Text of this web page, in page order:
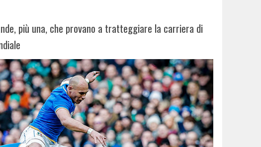
più una, che provano a tratteggiare la carriera di